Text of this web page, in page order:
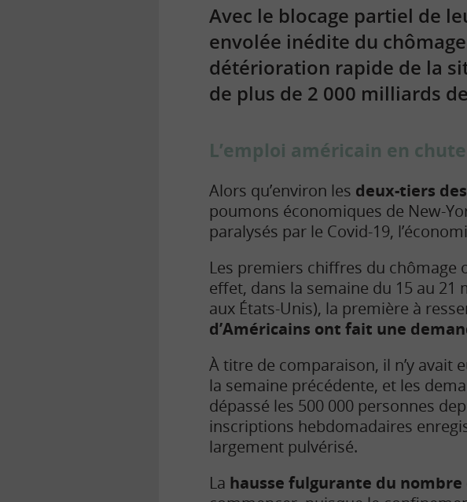
Avec le blocage partiel de
envolée inédite du
détérioration rapide de la
de plus de 2 000 milliards
L’emploi américain en
Alors qu’environ les deux-tiers
poumons économiques de New-
paralysés par le Covid-19,
Les premiers chiffres du chômage
effet, dans la semaine du 15 au
aux États-Unis), la première à
d’Américains ont fait une
À titre de comparaison, il n’y avait
la semaine précédente, et les
dépassé les 500 000 personnes
inscriptions hebdomadaires
largement pulvérisé.
La hausse fulgurante du